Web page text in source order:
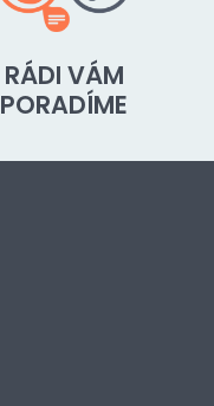
RÁDI VÁM
PORADÍME